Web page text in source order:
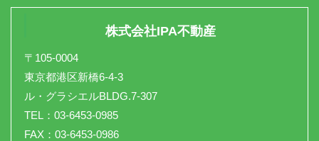
株式会社IPA不動産
〒105-0004
東京都港区新橋6-4-3
ル・グラシエルBLDG.7-307
TEL：03-6453-0985
FAX：03-6453-0986